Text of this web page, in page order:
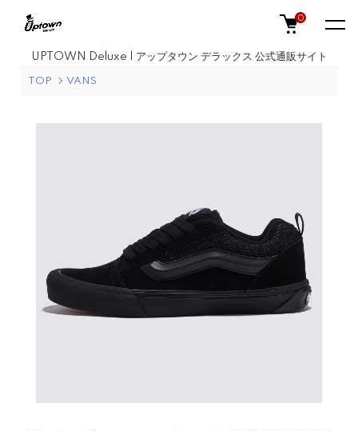
UPTOWN Deluxe | アップタウン デラックス 公式通販サイト
0
TOP VANS